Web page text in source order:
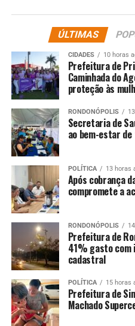
Agrônomos do Estado de
Juntas, as entidades
concentra parte relevante
grãos, carnes e bioenergia,
central na expansão da
últimas décadas.
O Cerrado, eixo central do
fronteira produtiva do
responde por mais de 50%
grãos, concentra a maior
últimas décadas e abriga
milho, algodão, carnes e
uma região marcada por
ambiental, logística
crescente exigência por
planejamento técnico,
institucional de longo
Nesse contexto, o
agrônomos do Brasil Central
ÚLTIMAS
CIDADES 10 horas
Prefeitura de
Caminhada do
proteção às
RONDONÓPOLIS
Secretaria de
ao bem-estar
POLÍTICA 13 horas
Após cobrança
compromete a
RONDONÓPOLIS
Prefeitura de
41% gasto com
cadastral
POLÍTICA 15 horas
Prefeitura de
Machado